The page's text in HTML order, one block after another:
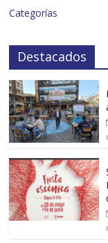
Categorías
Destacados